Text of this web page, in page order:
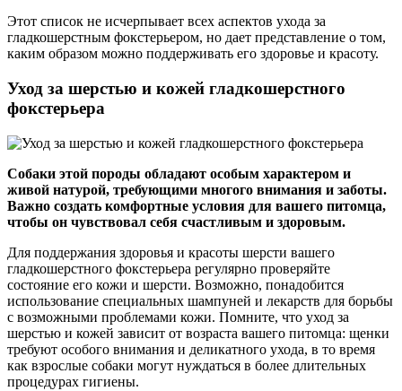
Этот список не исчерпывает всех аспектов ухода за
гладкошерстным фокстерьером, но дает представление о том,
каким образом можно поддерживать его здоровье и красоту.
Уход за шерстью и кожей гладкошерстного
фокстерьера
Собаки этой породы обладают особым характером и
живой натурой, требующими многого внимания и заботы.
Важно создать комфортные условия для вашего питомца,
чтобы он чувствовал себя счастливым и здоровым.
Для поддержания здоровья и красоты шерсти вашего
гладкошерстного фокстерьера регулярно проверяйте
состояние его кожи и шерсти. Возможно, понадобится
использование специальных шампуней и лекарств для борьбы
с возможными проблемами кожи. Помните, что уход за
шерстью и кожей зависит от возраста вашего питомца: щенки
требуют особого внимания и деликатного ухода, в то время
как взрослые собаки могут нуждаться в более длительных
процедурах гигиены.